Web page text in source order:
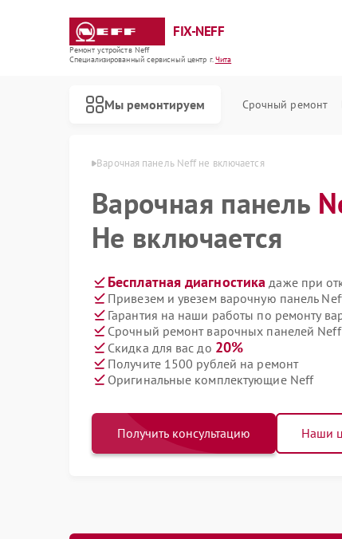
FIX-NEFF
Ремонт устройств Neff
Специализированный cервисный центр г.Чита
Мы ремонтируем Срочный ремонт
Neff в Чите Варочная панель Neff не включается
Варочная панель
Не включается
Бесплатная диагностика даже при
Привезем и увезем варочную панель
Гарантия на наши работы по ремонту
Срочный ремонт варочных панелей Neff
Скидка для вас до 20%
Получите 1500 рублей на ремонт
Оригинальные комплектующие Neff
Получить консультацию Наши